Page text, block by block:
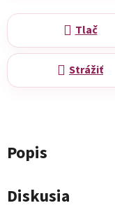
Tlač
Strážiť
Popis
Diskusia